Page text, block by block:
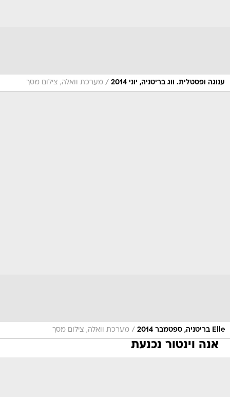
ענוגה ופסטלית. ווג בריטניה, יוני 2014 / מערכת וואלה, צילום מסך
Elle בריטניה, ספטמבר 2014 / מערכת וואלה, צילום מסך
אנה וינטור נכנעת